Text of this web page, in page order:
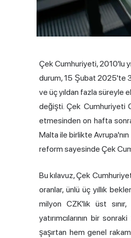
Çek Cumhuriyeti, 2010'lu
durum, 15 Şubat 2025'te
ve üç yıldan fazla süreyle
değişti. Çek Cumhuriyeti
etmesinden on hafta
Malta ile birlikte
reform sayesinde Çek
Bu kılavuz, Çek
oranlar, ünlü üç yıllık
milyon CZK'lık üst
yatırımcılarının bir
şaşırtan hem genel